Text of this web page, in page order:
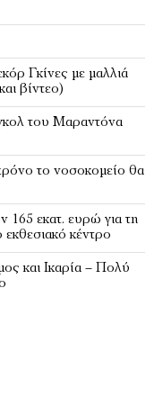
Γκίνες με μαλλιά
βίντεο)
του Μαραντόνα
το νοσοκομείο θα
εκατ. ευρώ για τη
κέντρο
και Ικαρία – Πολύ